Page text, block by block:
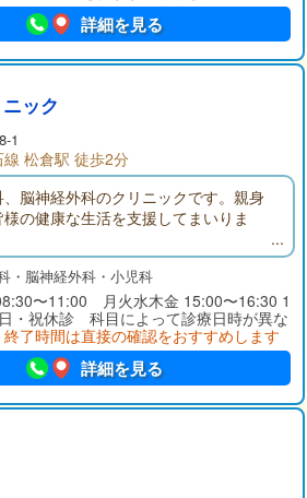
詳細を見る
ック
1
松倉駅 徒歩2分
脳神経外科のクリニックです。親身
の健康な生活を支援してまいりま
・脳神経外科・小児科
〜11:00 月火水木金 15:00〜16:30 1
・祝休診 科目によって診療日時が異な
了時間は直接の確認をおすすめします
詳細を見る